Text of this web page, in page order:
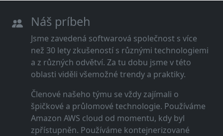
Náš príbeh
Jsme zavedená softwarová společnost s více
než 30 lety zkušeností s různými technologiemi
a z různých odvětví. Za tu dobu jsme v této
oblasti viděli všemožné trendy a praktiky.
Členové našeho týmu se vždy zajímali o
špičkové a průlomové technologie. Používáme
Amazon AWS cloud od momentu, kdy byl
zpřístupněn. Používáme kontejnerizované